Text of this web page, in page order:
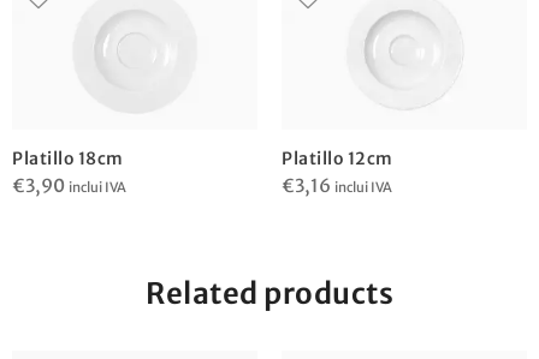
Platillo 18cm
€3,90 inclui IVA
Platillo 12cm
€3,16 inclui IVA
Related products